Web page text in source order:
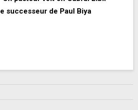
le successeur de Paul Biya